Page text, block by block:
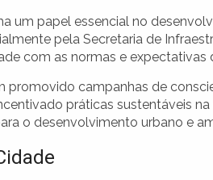
um papel essencial no
pela Secretaria de
com as normas e expectativas
promovido campanhas de
práticas sustentáveis
o desenvolvimento urbano e